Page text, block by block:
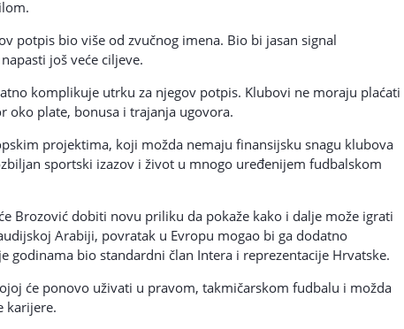
potpis bio više od zvučnog imena. Bio bi jasan signal
još veće ciljeve.
komplikuje utrku za njegov potpis. Klubovi ne moraju plaćati
oko plate, bonusa i trajanja ugovora.
projektima, koji možda nemaju finansijsku snagu klubova
sportski izazov i život u mnogo uređenijem fudbalskom
Brozović dobiti novu priliku da pokaže kako i dalje može igrati
Arabiji, povratak u Evropu mogao bi ga dodatno
godinama bio standardni član Intera i reprezentacije Hrvatske.
će ponovo uživati u pravom, takmičarskom fudbalu i možda
karijere.